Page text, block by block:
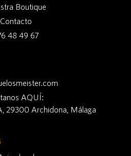
Boutique
Contacto
48 49 67
AQUÍ:
29300 Archidona, Málaga